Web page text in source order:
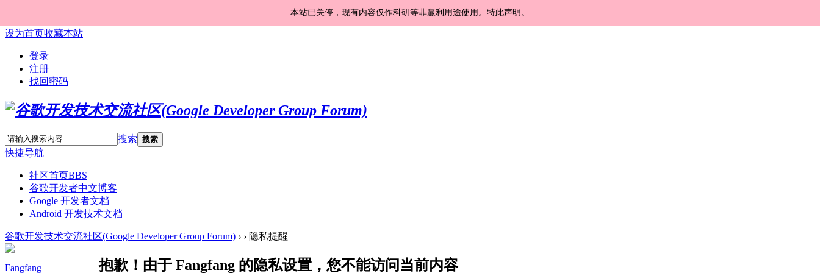
本站已关停，现有内容仅作科研等非赢利用途使用。特此声明。
设为首页收藏本站
登录
注册
找回密码
搜索 搜索
快捷导航
社区首页BBS
谷歌开发者中文博客
Google 开发者文档
Android 开发技术文档
谷歌开发技术交流社区(Google Developer Group Forum) › › 隐私提醒
Fangfang 抱歉！由于 Fangfang 的隐私设置，您不能访问当前内容